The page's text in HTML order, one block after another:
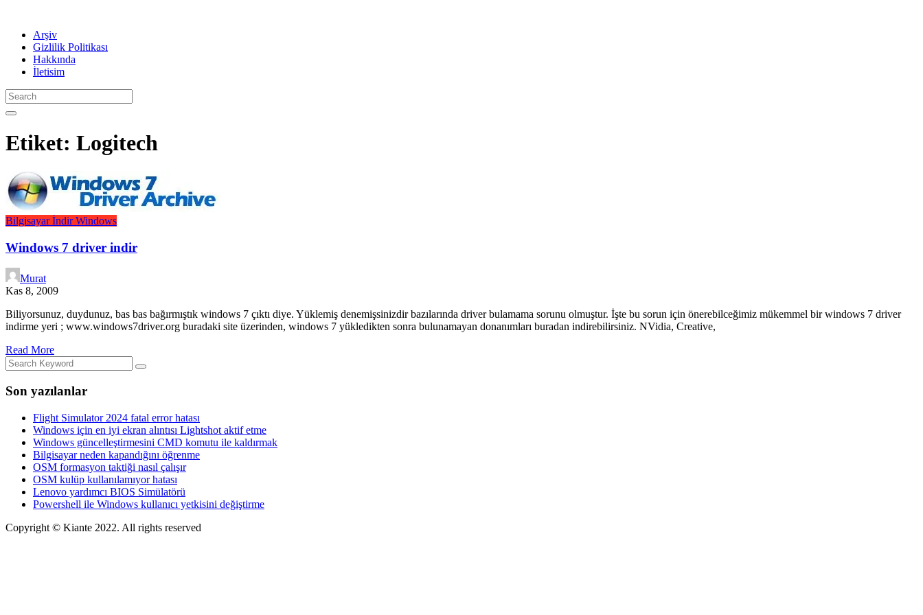
Arşiv
Gizlilik Politikası
Hakkında
İletisim
Etiket: Logitech
BilgisayarİndirWindows
Windows 7 driver indir
Murat
Kas 8, 2009
Biliyorsunuz, duydunuz, bas bas bağırmıştık windows 7 çıktı diye. Yüklemiş denemişsinizdir bazılarında driver bulamama sorunu olmuştur. İşte bu sorun için önerebilceğimiz mükemmel bir windows 7 driver
indirme yeri ; www.windows7driver.org buradaki site üzerinden, windows 7 yükledikten sonra bulunamayan donanımları buradan indirebilirsiniz. NVidia, Creative,
Read More
Son yazılanlar
Flight Simulator 2024 fatal error hatası
Windows için en iyi ekran alıntısı Lightshot aktif etme
Windows güncelleştirmesini CMD komutu ile kaldırmak
Bilgisayar neden kapandığını öğrenme
OSM formasyon taktiği nasıl çalışır
OSM kulüp kullanılamıyor hatası
Lenovo yardımcı BIOS Simülatörü
Powershell ile Windows kullanıcı yetkisini değiştirme
Copyright © Kiante 2022. All rights reserved